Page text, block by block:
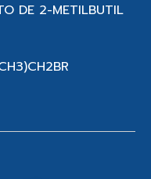
DE 2-METILBUTIL